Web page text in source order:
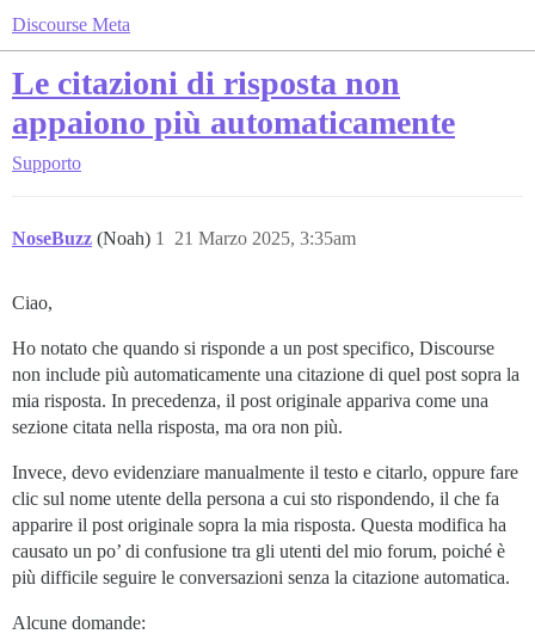
Discourse Meta
Le citazioni di risposta non
appaiono più automaticamente
Supporto
NoseBuzz (Noah) 21 Marzo 2025, 3:35am
1
Ciao,
Ho notato che quando si risponde a un post specifico, Discourse
non include più automaticamente una citazione di quel post sopra la
mia risposta. In precedenza, il post originale appariva come una
sezione citata nella risposta, ma ora non più.
Invece, devo evidenziare manualmente il testo e citarlo, oppure fare
clic sul nome utente della persona a cui sto rispondendo, il che fa
apparire il post originale sopra la mia risposta. Questa modifica ha
causato un po’ di confusione tra gli utenti del mio forum, poiché è
più difficile seguire le conversazioni senza la citazione automatica.
Alcune domande: